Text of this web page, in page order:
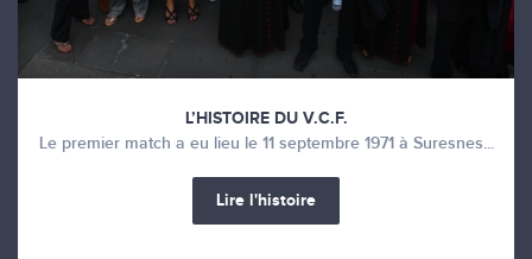
L’HISTOIRE DU V.C.F.
Le premier match a eu lieu le 11 septembre 1971 à Suresnes...
Lire l'histoire